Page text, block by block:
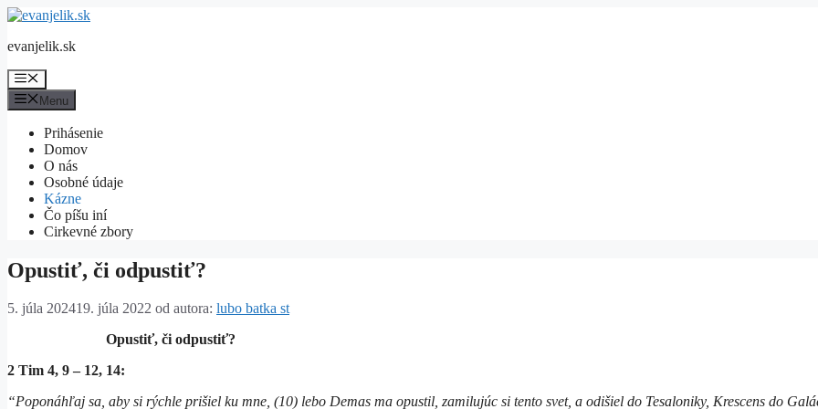
Preskočiť
obsah
evanjelik.sk
Menu
Menu
Prihásenie
Domov
O nás
Osobné údaje
Kázne
Čo píšu iní
Cirkevné zbory
Opustiť, či odpustiť?
5. júla 202419. júla 2022 od autora: lubo batka st
Opustiť, či odpustiť?
2 Tim 4, 9 – 12, 14:
“Poponáhľaj sa, aby si rýchle prišiel ku mne, (10) lebo Demas ma opustil, zamilujúc si tento svet, a odišiel do Tesaloniky, Krescens do